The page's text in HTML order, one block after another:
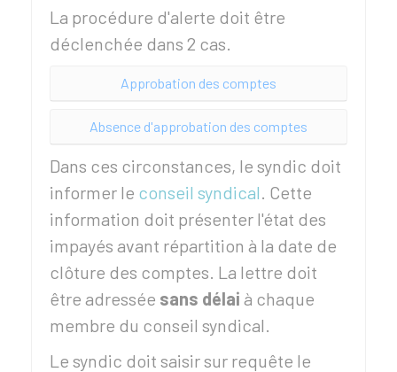
La procédure d'alerte doit être
déclenchée dans 2 cas.
Approbation des comptes
Absence d'approbation des comptes
Dans ces circonstances, le syndic doit
informer le conseil syndical. Cette
information doit présenter l'état des
impayés avant répartition à la date de
clôture des comptes. La lettre doit
être adressée sans délai à chaque
membre du conseil syndical.
Le syndic doit saisir sur requête le